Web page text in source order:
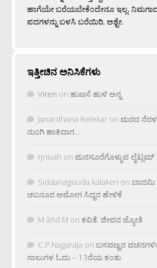
ಹಾಗೆಯೇ ಬರೆಯಬೇಕೆಂದೇನೂ ಇಲ್ಲ.
ಪದಗಳನ್ನು ಬಳಸಿ ಬರೆಯಿರಿ, ಅಶ್ಟೇ.
ಇತ್ತೀಚಿನ ಅನಿಸಿಕೆಗಳು
Viren on ಹುಣಸೆ ಹುಳಿ ಅನ್ನ
Janardhana Relekar on ಮರದ
ನುಂಗಿ ಹಾಕಿದಾಗ…
rjnivah on ಮನಸೂರೆಗೊಳ್ಳುವ
Siddanagouda kalakeri on ಬಾದಮಿ
ಚಬನೂರ ಅಮೋಗ ಸಿದ್ದನ ಹೇಳಿಕೆ
M âñd M on ಕವಿತೆ: ಜೀವನ ಜ್ಯೋತಿ
C.P.Nagaraja on ಬಸವಣ್ಣನ
ಸಾಲುಗಳ ಓದು – 13ನೆಯ ಕಂತು